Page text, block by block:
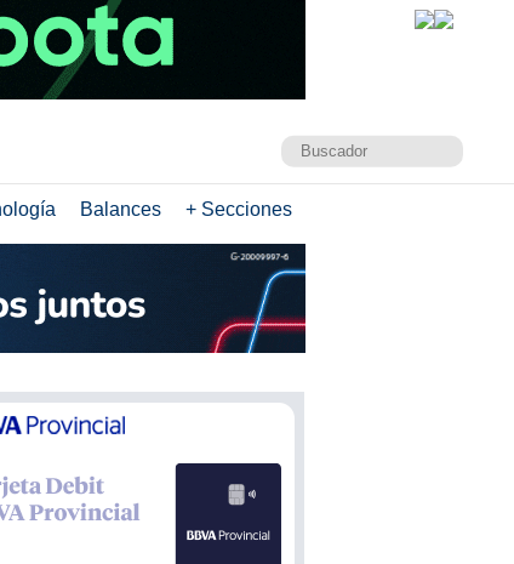
Balances + Secciones